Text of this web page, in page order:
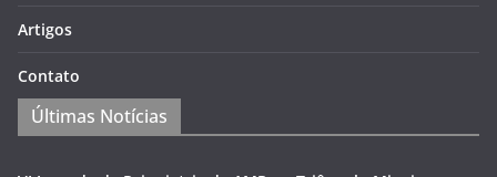
Artigos
Contato
Últimas Notícias